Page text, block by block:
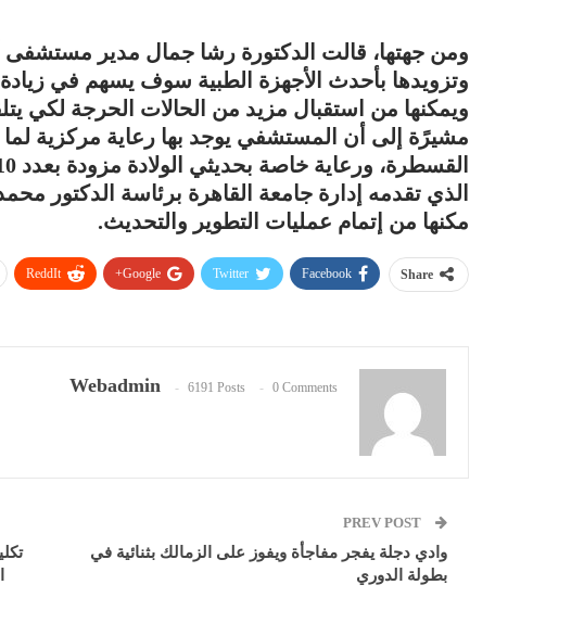
ومن جهتها، قالت الدكتورة رشا جمال مدير مستشفى
وتزويدها بأحدث الأجهزة الطبية سوف يسهم في زيادة
ويمكنها من استقبال مزيد من الحالات الحرجة لكي
مشيرًة إلى أن المستشفي يوجد بها رعاية مركزية
الذي تقدمه إدارة جامعة القاهرة برئاسة الدكتور
مكنها من إتمام عمليات التطوير والتحديث.
Share
Facebook
Twitter
Google+
ReddIt
Webadmin 6191 Posts 0 Comments
وادي دجلة يفجر مفاجأة ويفوز على الزمالك بثنائية في
بطولة الدوري